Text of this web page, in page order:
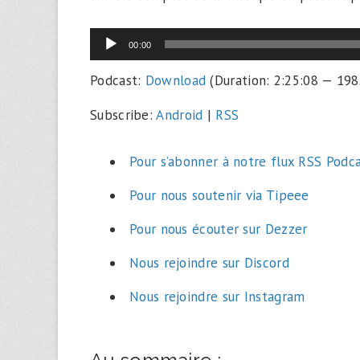
Lecteur00:00
Podcast: Download (Duration: 2:25:08 —
Subscribe:Android | RSS
Pour s’abonner à notre flux RSS
Pour nous soutenir via Tipeee
Pour nous écouter sur Dezzer
Nous rejoindre sur Discord
Nous rejoindre sur Instagram